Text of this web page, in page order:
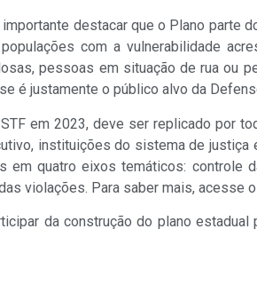
importante destacar que o Plano parte
com a vulnerabilidade
pessoas em situação de rua ou
é justamente o público alvo da
em 2023, deve ser replicado por
instituições do sistema de
em quatro eixos temáticos: controle
violações. Para saber mais, acesse o
da construção do plano